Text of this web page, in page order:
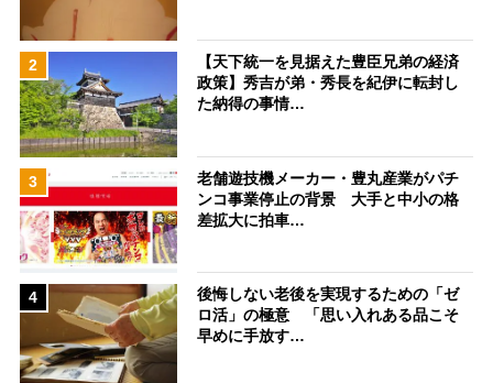
2
【天下統一を見据えた豊臣兄弟の経済
政策】秀吉が弟・秀長を紀伊に転封し
た納得の事情…
3
老舗遊技機メーカー・豊丸産業がパチ
ンコ事業停止の背景 大手と中小の格
差拡大に拍車…
4
後悔しない老後を実現するための「ゼ
ロ活」の極意 「思い入れある品こそ
早めに手放す…